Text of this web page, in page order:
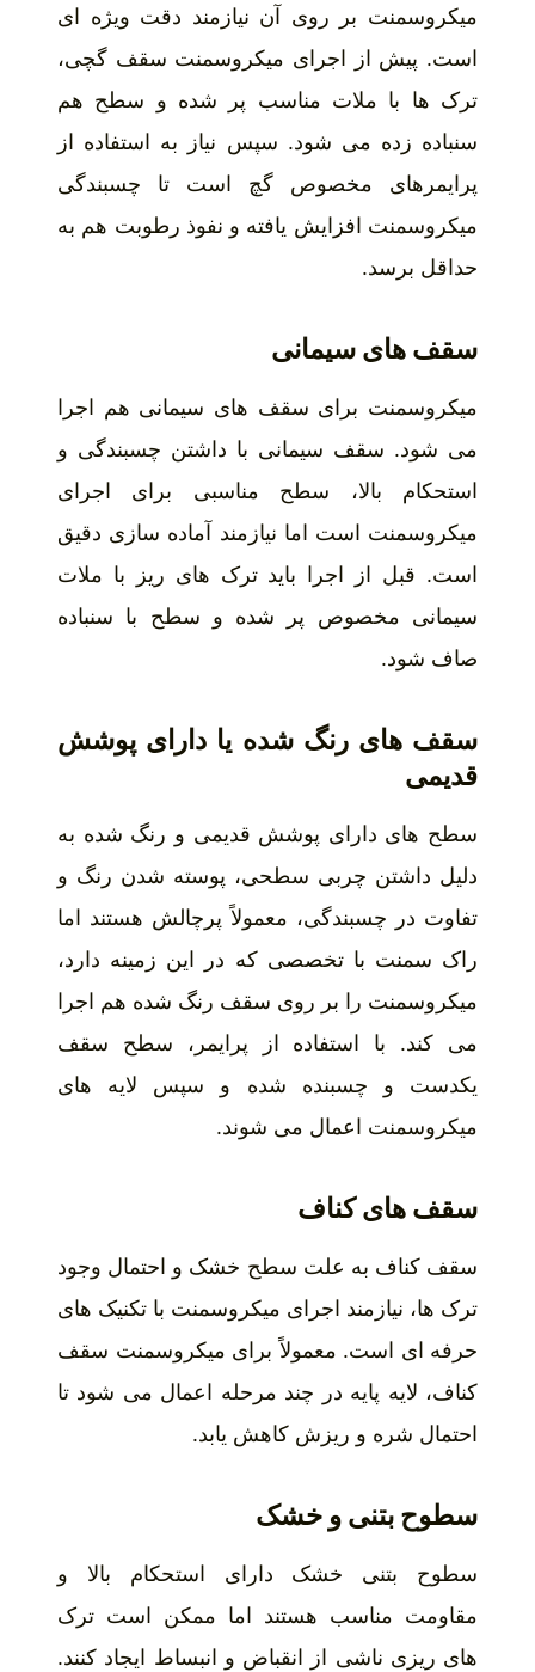
میکروسمنت بر روی آن نیازمند دقت ویژه ای
است. پیش از اجرای میکروسمنت سقف گچی،
ترک ها با ملات مناسب پر شده و سطح هم
سنباده زده می شود. سپس نیاز به استفاده از
پرایمرهای مخصوص گچ است تا چسبندگی
میکروسمنت افزایش یافته و نفوذ رطوبت هم به
حداقل برسد.
سقف های سیمانی
میکروسمنت برای سقف های سیمانی هم اجرا
می شود. سقف سیمانی با داشتن چسبندگی و
استحکام بالا، سطح مناسبی برای اجرای
میکروسمنت است اما نیازمند آماده سازی دقیق
است. قبل از اجرا باید ترک های ریز با ملات
سیمانی مخصوص پر شده و سطح با سنباده
صاف شود.
سقف های رنگ شده یا دارای پوشش
قدیمی
سطح های دارای پوشش قدیمی و رنگ شده به
دلیل داشتن چربی سطحی، پوسته شدن رنگ و
تفاوت در چسبندگی، معمولاً پرچالش هستند اما
راک سمنت با تخصصی که در این زمینه دارد،
میکروسمنت را بر روی سقف رنگ شده هم اجرا
می کند. با استفاده از پرایمر، سطح سقف
یکدست و چسبنده شده و سپس لایه های
میکروسمنت اعمال می شوند.
سقف های کناف
سقف کناف به علت سطح خشک و احتمال وجود
ترک ها، نیازمند اجرای میکروسمنت با تکنیک های
حرفه ای است. معمولاً برای میکروسمنت سقف
کناف، لایه پایه در چند مرحله اعمال می شود تا
احتمال شره و ریزش کاهش یابد.
سطوح بتنی و خشک
سطوح بتنی خشک دارای استحکام بالا و
مقاومت مناسب هستند اما ممکن است ترک
های ریزی ناشی از انقباض و انبساط ایجاد کنند.